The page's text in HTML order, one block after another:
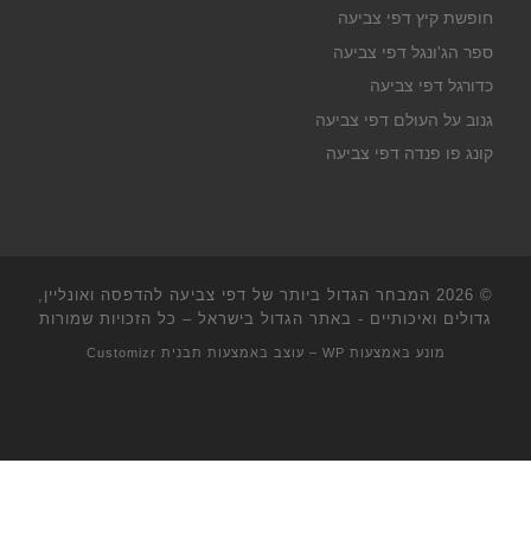
חופשת קיץ דפי צביעה
ספר הג'ונגל דפי צביעה
כדורגל דפי צביעה
גנוב על העולם דפי צביעה
קונג פו פנדה דפי צביעה
© 2026
המבחר הגדול ביותר של דפי צביעה להדפסה ואונליין,
גדולים ואיכותיים - באתר הגדול בישראל – כל הזכויות שמורות
מונע באמצעות WP – עוצב באמצעות תבנית Customizr